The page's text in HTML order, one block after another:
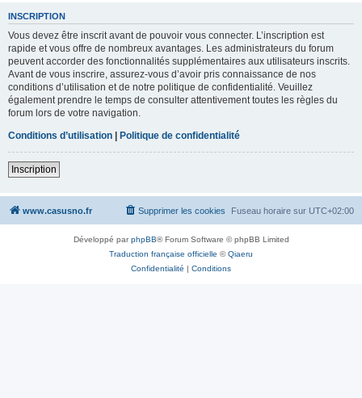
INSCRIPTION
Vous devez être inscrit avant de pouvoir vous connecter. L’inscription est
rapide et vous offre de nombreux avantages. Les administrateurs du forum
peuvent accorder des fonctionnalités supplémentaires aux utilisateurs inscrits.
Avant de vous inscrire, assurez-vous d’avoir pris connaissance de nos
conditions d’utilisation et de notre politique de confidentialité. Veuillez
également prendre le temps de consulter attentivement toutes les règles du
forum lors de votre navigation.
Conditions d’utilisation | Politique de confidentialité
Inscription
www.casusno.fr Fuseau horaire sur UTC+02:00
Supprimer les cookies
Développé parphpBB® Forum Software © phpBB Limited
Traduction française officielle ©Qiaeru
Confidentialité | Conditions